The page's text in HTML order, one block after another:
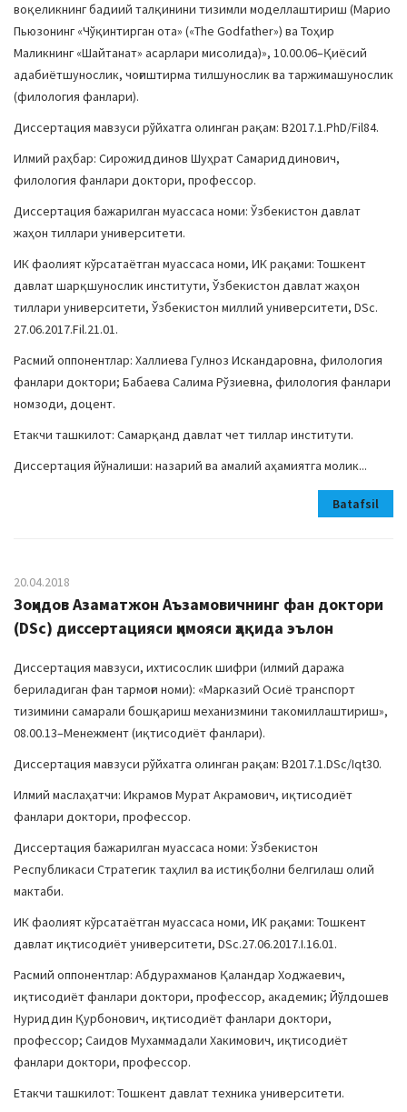
воқеликнинг бадиий талқинини тизимли моделлаштириш (Марио
Пьюзонинг «Чўқинтирган ота» («The Godfather») ва Тоҳир
Маликнинг «Шайтанат» асарлари мисолида)», 10.00.06–Қиёсий
адабиётшунослик, чоғиштирма тилшунослик ва таржимашунослик
(филология фанлари).
Диссертация мавзуси рўйхатга олинган рақам: B2017.1.PhD/Fil84.
Илмий раҳбар: Сирожиддинов Шуҳрат Самариддинович,
филология фанлари доктори, профессор.
Диссертация бажарилган муассаса номи: Ўзбекистон давлат
жаҳон тиллари университети.
ИК фаолият кўрсатаётган муассаса номи, ИК рақами: Тошкент
давлат шарқшунослик институти, Ўзбекистон давлат жаҳон
тиллари университети, Ўзбекистон миллий университети, DSc.
27.06.2017.Fil.21.01.
Расмий оппонентлар: Халлиева Гулноз Искандаровна, филология
фанлари доктори; Бабаева Салима Рўзиевна, филология фанлари
номзоди, доцент.
Етакчи ташкилот: Самарқанд давлат чет тиллар институти.
Диссертация йўналиши: назарий ва амалий аҳамиятга молик...
Batafsil
20.04.2018
Зоҳидов Азаматжон Аъзамовичнинг фан доктори
(DSс) диссертацияси ҳимояси ҳақида эълон
Диссертация мавзуси, ихтисослик шифри (илмий даража
бериладиган фан тармоғи номи): «Марказий Осиё транспорт
тизимини самарали бошқариш механизмини такомиллаштириш»,
08.00.13–Менежмент (иқтисодиёт фанлари).
Диссертация мавзуси рўйхатга олинган рақам: В2017.1.DSc/Iqt30.
Илмий маслаҳатчи: Икрамов Мурат Акрамович, иқтисодиёт
фанлари доктори, профессор.
Диссертация бажарилган муассаса номи: Ўзбекистон
Республикаси Стратегик таҳлил ва истиқболни белгилаш олий
мактаби.
ИК фаолият кўрсатаётган муассаса номи, ИК рақами: Тошкент
давлат иқтисодиёт университети, DSc.27.06.2017.I.16.01.
Расмий оппонентлар: Абдурахманов Қаландар Ходжаевич,
иқтисодиёт фанлари доктори, профессор, академик; Йўлдошев
Нуриддин Қурбонович, иқтисодиёт фанлари доктори,
профессор; Саидов Мухаммадали Хакимович, иқтисодиёт
фанлари доктори, профессор.
Етакчи ташкилот: Тошкент давлат техника университети.